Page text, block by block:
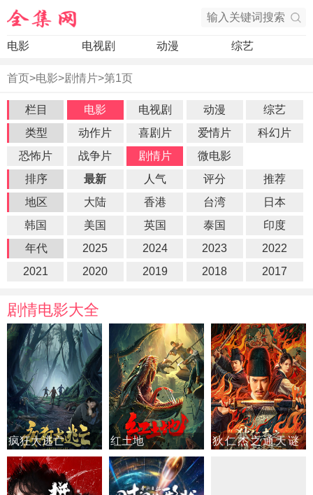
电影 电视剧 动漫 综艺
首页>电影>剧情片>第1页
栏目 电影 电视剧 动漫
综艺
类型
动作片 喜剧片 爱情片
科幻片
恐怖片
战争片 剧情片
微电影
排序
最新 人气 评分
推荐
地区
大陆 香港 台湾
日本
韩国
美国 英国 泰国
印度
年代
2025 2024 2023
2022
2021
2020 2019 2018 2017
剧情电影大全
疯狂大逃亡 红土地
狄仁杰之通天谜
案